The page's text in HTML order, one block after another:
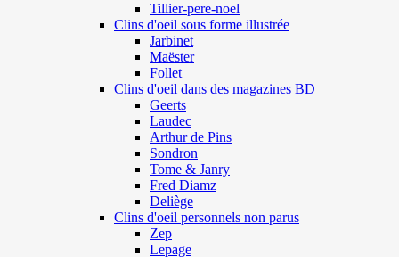
Tillier-pere-noel
Clins d'oeil sous forme illustrée
Jarbinet
Maëster
Follet
Clins d'oeil dans des magazines BD
Geerts
Laudec
Arthur de Pins
Sondron
Tome & Janry
Fred Diamz
Deliège
Clins d'oeil personnels non parus
Zep
Lepage